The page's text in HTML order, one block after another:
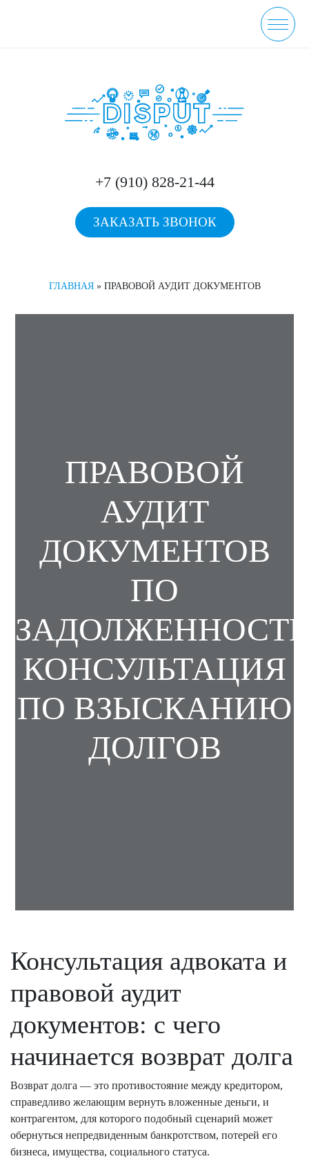
+7 (910) 828-21-44
ЗАКАЗАТЬ ЗВОНОК
ГЛАВНАЯ» ПРАВОВОЙ АУДИТ ДОКУМЕНТОВ
ПРАВОВОЙ
АУДИТ
ДОКУМЕНТОВ
ПО
КОНСУЛЬТАЦИЯ
ПО ВЗЫСКАНИЮ
ДОЛГОВ
Консультация адвоката и
правовой аудит
документов: с чего
начинается возврат долга
Возврат долга — это противостояние между кредитором,
справедливо желающим вернуть вложенные деньги, и
контрагентом, для которого подобный сценарий может
обернуться непредвиденным банкротством, потерей его
бизнеса, имущества, социального статуса.